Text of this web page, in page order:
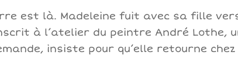
est là. Madeleine fuit avec sa fille
à l’atelier du peintre André
insiste pour qu’elle retourne